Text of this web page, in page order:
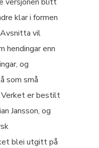
klar i formen
vil
hendingar enn
og
som små
Verket er bestilt
Jansson, og
blei utgitt på